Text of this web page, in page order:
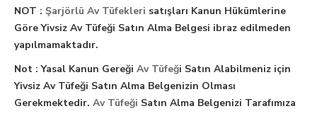
NOT : Şarjörlü Av Tüfekleri satışları Kanun Hükümlerine
Göre Yivsiz Av Tüfeği Satın Alma Belgesi ibraz edilmeden
yapılmamaktadır.
Not : Yasal Kanun Gereği Av Tüfeği Satın Alabilmeniz için
Yivsiz Av Tüfeği Satın Alma Belgenizin Olması
Gerekmektedir. Av Tüfeği Satın Alma Belgenizi Tarafımıza